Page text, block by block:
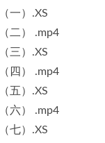
一）.XS
二） .mp4
三）.XS
四） .mp4
五）.XS
六） .mp4
七）.XS